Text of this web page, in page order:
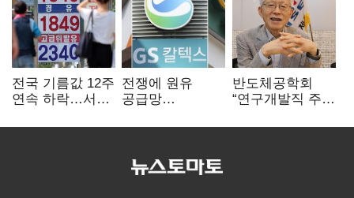
전국 기름값 12주
연속 하락…서울
전쟁에 원유
공급망
정유, 에너지안보
반도체공학회
“연구개발직 주
개선해야”